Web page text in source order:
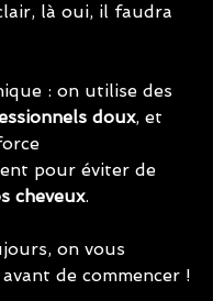
là oui, il faudra
: on utilise des
doux, et
pour éviter de
cheveux.
on vous
de commencer !